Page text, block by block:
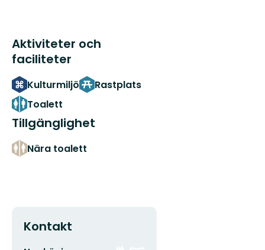
Aktiviteter och
faciliteter
Kulturmiljö
Rastplats
Toalett
Tillgänglighet
Nära toalett
Kontakt